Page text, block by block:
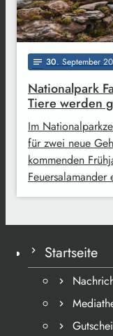
notes 30. September
Nationalpark
Tiere werden
Im
für zwei neue
kommenden
Startseite